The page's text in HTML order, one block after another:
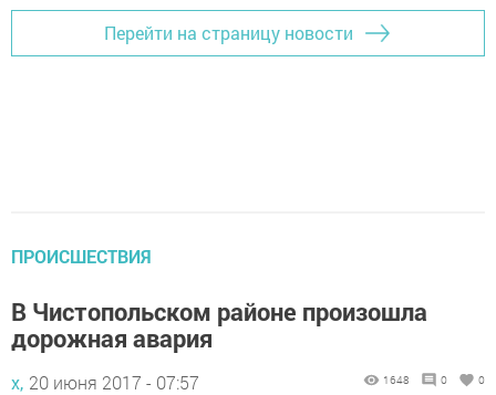
Перейти на страницу новости
ПРОИСШЕСТВИЯ
В Чистопольском районе произошла
дорожная авария
х, 20 июня 2017 - 07:57 1648 0 0